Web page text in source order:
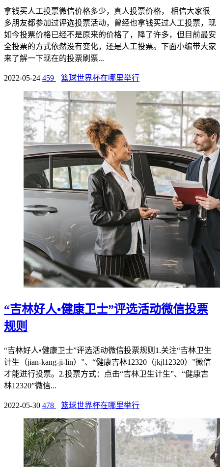
拿钱买人工投票微信价格多少，真人投票价格， 相信大家很
多朋友都参加过评选投票活动，曾经也拿钱买过人工投票，现
如今投票价格已经不是原来的价格了，降了许多，但目前最安
全投票的方式依然没有变化，还是人工投票。下面小编带大家
来了解一下现在的投票刷票...
2022-05-24 459 篮球世界杯在哪里举行
“吉林好人•健康卫士”评选活动微信投票
规则
“吉林好人•健康卫士”评选活动微信投票规则1.关注“吉林卫生
计生（jian-kang-ji-lin）”、“健康吉林12320（jkjl12320）”微信
才能进行投票。2.投票方式：点击“吉林卫生计生”、“健康吉
林12320”微信...
2022-05-30 478 篮球世界杯在哪里举行